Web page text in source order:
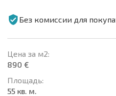
Без комиссии для
Цена за м2:
890 €
Площадь:
55 кв. м.